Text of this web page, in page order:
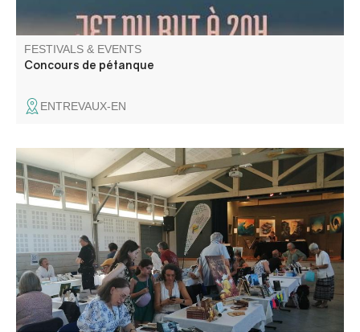
FESTIVALS & EVENTS
Concours de pétanque
ENTREVAUX-EN
Book fair with numerous authors. Meetings, interviews,
reading area, exhibition. Catering on site.